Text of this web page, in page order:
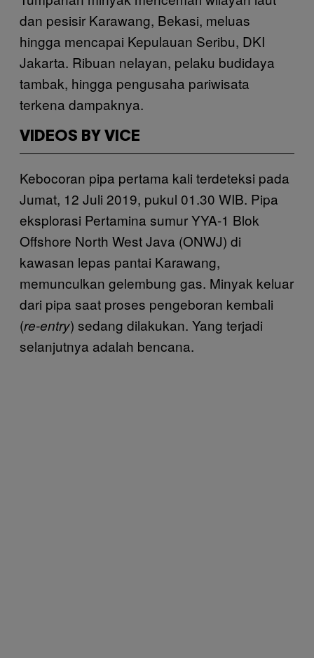
dan pesisir Karawang, Bekasi, meluas
hingga mencapai Kepulauan Seribu, DKI
Jakarta. Ribuan nelayan, pelaku budidaya
tambak, hingga pengusaha pariwisata
terkena dampaknya.
VIDEOS BY VICE
Kebocoran pipa pertama kali terdeteksi pada
Jumat, 12 Juli 2019, pukul 01.30 WIB. Pipa
eksplorasi Pertamina sumur YYA-1 Blok
Offshore North West Java (ONWJ) di
kawasan lepas pantai Karawang,
memunculkan gelembung gas. Minyak keluar
dari pipa saat proses pengeboran kembali
(re-entry) sedang dilakukan. Yang terjadi
selanjutnya adalah bencana.